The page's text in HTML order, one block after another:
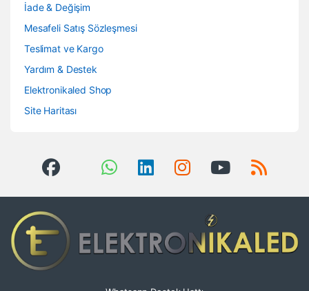
İade & Değişim
Mesafeli Satış Sözleşmesi
Teslimat ve Kargo
Yardım & Destek
Elektronikaled Shop
Site Haritası